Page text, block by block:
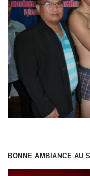
BONNE AMBIANCE AU